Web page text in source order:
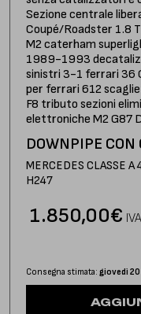
DOWNPIPE CON
MERCEDES CLASSE
H247
€
1.850,00
Consegna stimata: giovedì